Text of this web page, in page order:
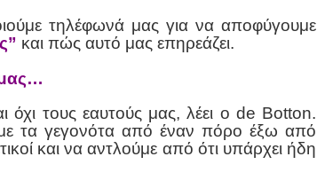
τηλέφωνά μας για να αποφύγουμε
και πώς αυτό μας επηρεάζει.
τους εαυτούς μας, λέει ο de Botton.
τα γεγονότα από έναν πόρο έξω από
και να αντλούμε από ότι υπάρχει ήδη